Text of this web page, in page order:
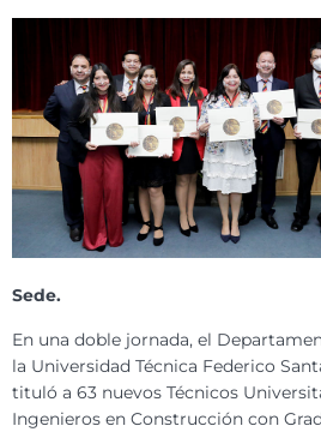
Sede.
En una doble jornada, el
la Universidad Técnica Federico
tituló a 63 nuevos Técnicos
Ingenieros en Construcción con